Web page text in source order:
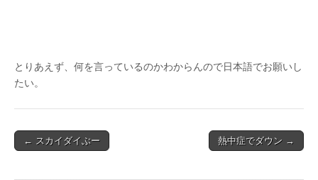
とりあえず、何を言っているのかわからんので日本語でお願いし
たい。
Post← スカイダイぶー 熱中症でダウン →